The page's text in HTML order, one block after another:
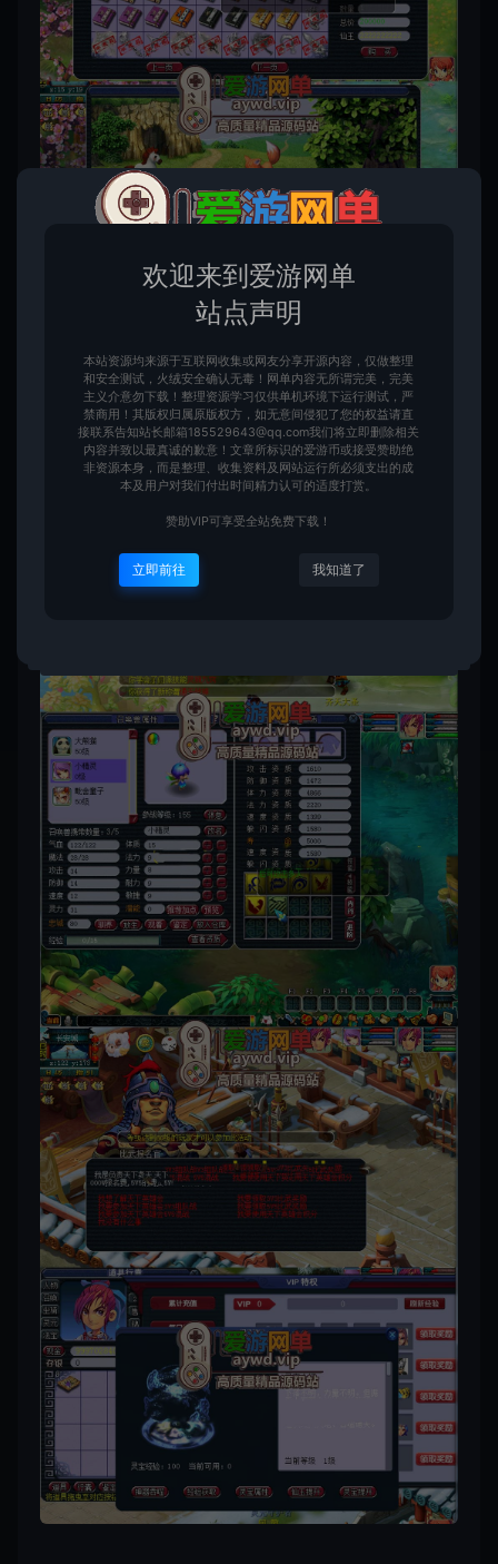
欢迎来到爱游网单
站点声明
本站资源均来源于互联网收集或网友分享开源内容，仅做整理
和安全测试，火绒安全确认无毒！网单内容无所谓完美，完美
主义介意勿下载！整理资源学习仅供单机环境下运行测试，严
禁商用！其版权归属原版权方，如无意间侵犯了您的权益请直
接联系告知站长邮箱185529643@qq.com我们将立即删除相关
内容并致以最真诚的歉意！文章所标识的爱游币或接受赞助绝
非资源本身，而是整理、收集资料及网站运行所必须支出的成
本及用户对我们付出时间精力认可的适度打赏。
赞助VIP可享受全站免费下载！
立即前往 我知道了